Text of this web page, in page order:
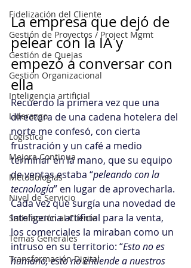
Fidelización del Cliente
Gestión de Proyectos / Project Mgmt
Gestión de Quejas
Gestión Organizacional
Inteligencia artificial
Liderazgo
Logística
Mejora Continua
Metodologías
Nivel de Servicio
Satisfacción al Cliente
Temas Generales
Transformación Digital
La empresa que dejó de
pelear con la IA y
empezó a conversar con
ella
Recuerdo la primera vez que una
directora de una cadena hotelera del
norte me confesó, con cierta
frustración y un café a medio
terminar en la mano, que su equipo
de ventas estaba “peleando con la
tecnología” en lugar de aprovecharla.
Cada vez que surgía una novedad de
inteligencia artificial para la venta,
los comerciales la miraban como un
intruso en su territorio: “Esto no es
humano, esto no entiende a nuestros